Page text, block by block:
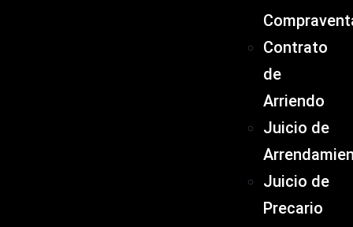
Contrato
de
Arriendo
Juicio de
Juicio de
Precario